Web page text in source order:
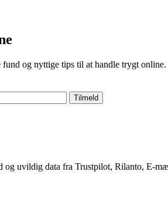
fund og nyttige tips til at handle trygt online.
Tilmeld
uvildig data fra Trustpilot, Rilanto, E-